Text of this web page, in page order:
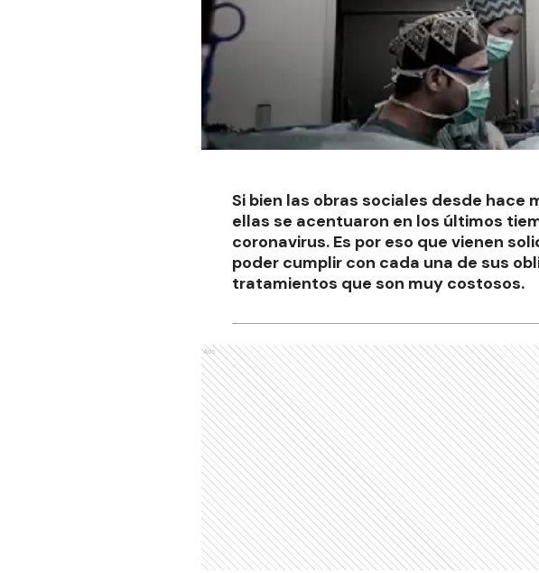
Si bien las obras sociales desde hace
ellas se acentuaron en los últimos
coronavirus. Es por eso que vienen
poder cumplir con cada una de sus
tratamientos que son muy costosos.
Ads